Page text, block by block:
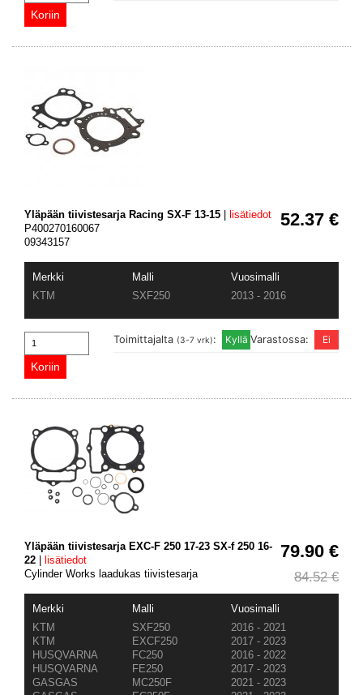
52.37 €
Yläpään tiivistesarja Racing SX-F 13-15
lisätiedot
P400270160067
09343157
Merkki Malli
Vuosimalli
KTM
SXF250 2013 - 2016
Varastossa:
Toimittajalta (3-7 vrk):
79.90 €
84.52 €
Yläpään tiivistesarja EXC-F 250 17-23 SX-f 250 16-
22
lisätiedot
Cylinder Works laadukas tiivistesarja
Merkki Malli
Vuosimalli
KTM
SXF250
2016 - 2021
KTM
EXCF250
2017 - 2023
HUSQVARNA
FC250
2016 - 2022
HUSQVARNA
FE250
2017 - 2023
GASGAS
MC250F
2021 - 2023